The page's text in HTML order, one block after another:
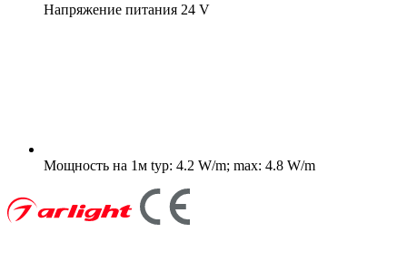
Напряжение питания 24 V
Мощность на 1м typ: 4.2 W/m; max: 4.8 W/m